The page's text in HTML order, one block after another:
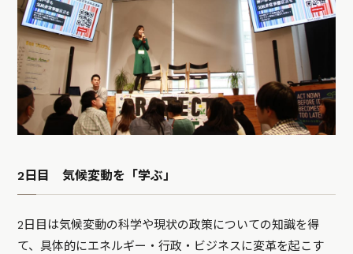
2日目 気候変動を「学ぶ」
2日目は気候変動の科学や現状の政策についての知識を得
て、具体的にエネルギー・行政・ビジネスに変革を起こす